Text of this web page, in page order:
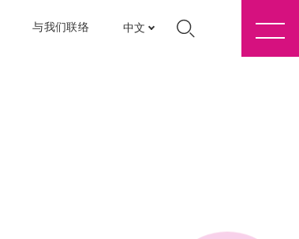
与我们联络 中文